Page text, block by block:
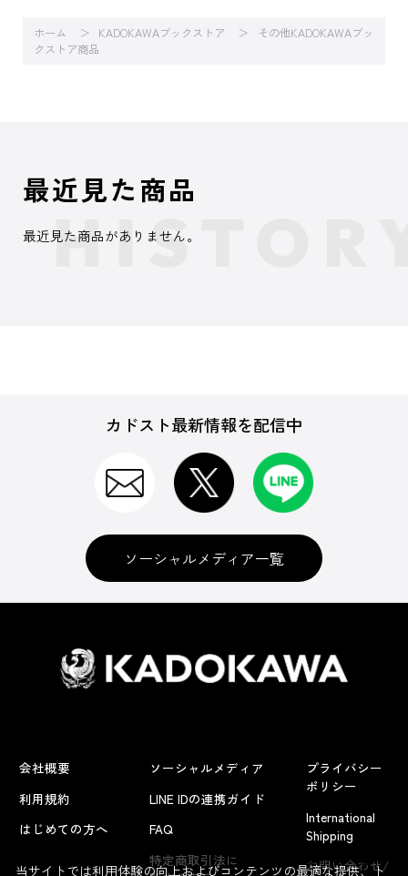
ホーム KADOKAWAブックストア
その他KADOKAWAブッ
クストア商品
よくあるお問い合わせ
最近見た商品
最近見た商品がありません。
カドスト最新情報を配信中
ソーシャルメディア一覧
会社概要
利用規約
はじめての方へ
ソーシャルメディア
LINE IDの連携ガイド
FAQ
特定商取引法に
プライバシー
ポリシー
International
Shipping
お問い合わせ/
当サイトでは利用体験の向上およびコンテンツの最適な提供、ト